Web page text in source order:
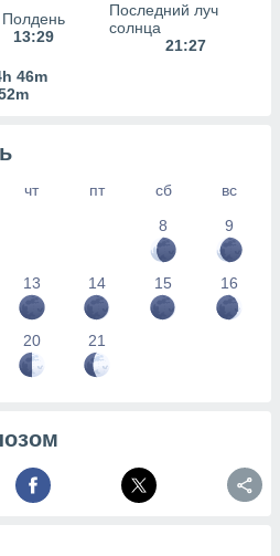
Полдень
13:29
Последний луч
солнца
21:27
46m
чт пт сб
вс
8
9
13 14 15 16
20 21